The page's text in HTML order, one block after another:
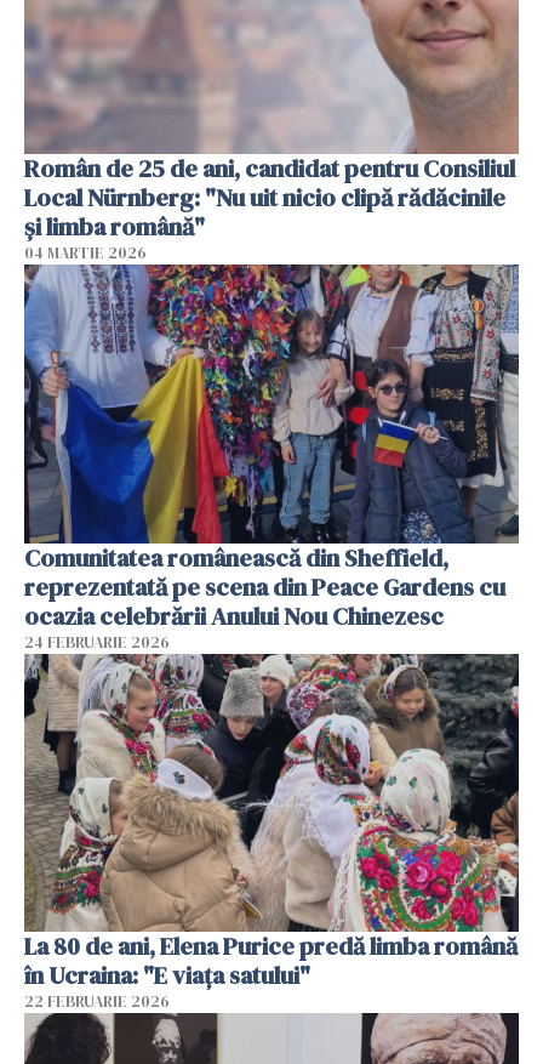
Român de 25 de ani, candidat pentru Consiliul
Local Nürnberg: "Nu uit nicio clipă rădăcinile
și limba română"
04 MARTIE 2026
Comunitatea românească din Sheffield,
reprezentată pe scena din Peace Gardens cu
ocazia celebrării Anului Nou Chinezesc
24 FEBRUARIE 2026
La 80 de ani, Elena Purice predă limba română
în Ucraina: "E viața satului"
22 FEBRUARIE 2026